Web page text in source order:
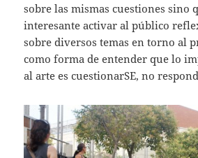
sobre las mismas cuestiones sino
interesante activar al público
sobre diversos temas en torno al
como forma de entender que lo
al arte es cuestionarSE, no